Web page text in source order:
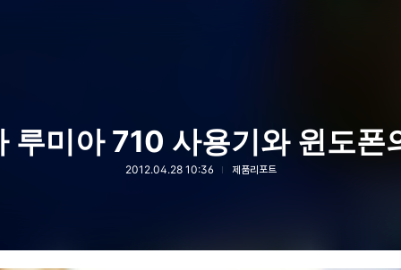
루미아 710 사용기와 윈도폰
2012.04.28 10:36 제품리포트